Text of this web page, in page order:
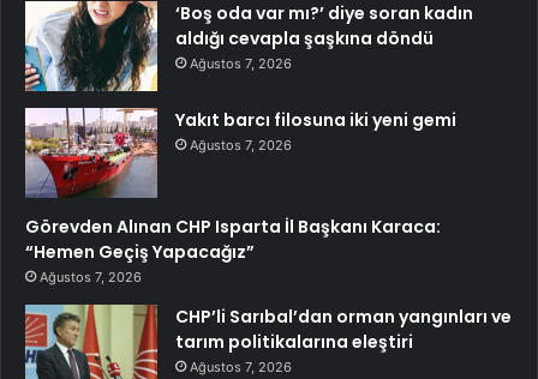
‘Boş oda var mı?’ diye soran kadın
aldığı cevapla şaşkına döndü
Ağustos 7, 2026
Yakıt barcı filosuna iki yeni gemi
Ağustos 7, 2026
Görevden Alınan CHP Isparta İl Başkanı Karaca:
“Hemen Geçiş Yapacağız”
Ağustos 7, 2026
CHP’li Sarıbal’dan orman yangınları ve
tarım politikalarına eleştiri
Ağustos 7, 2026